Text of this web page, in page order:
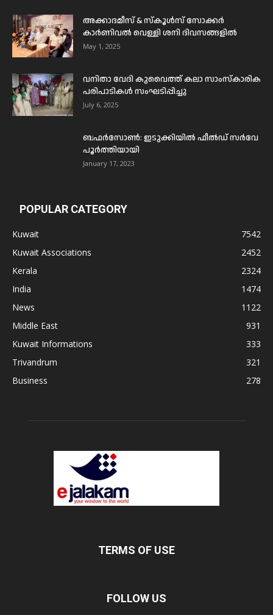
അക്കാദമീസ് & സ്കൂൾസ് സോക്കർ
കാർണിവൽ വെള്ളി ശനി ദിവസങ്ങളിൽ
May 1, 2025
വനിതാ വേദി കുവൈത്ത് കലാ സാംസ്കാരിക
പരിപാടികൾ സംഘടിപ്പിച്ചു
July 6, 2025
ബഫര്‍സോണ്‍: ഇടുക്കിയില്‍ ഫീല്‍ഡ് സര്‍വേ
പൂര്‍ത്തിയായി
January 17, 2023
POPULAR CATEGORY
Kuwait
7542
Kuwait Associations
2452
Kerala
2324
India
1474
News
1122
Middle East
931
Kuwait Informations
333
Trivandrum
321
Business
278
TERMS OF USE
FOLLOW US